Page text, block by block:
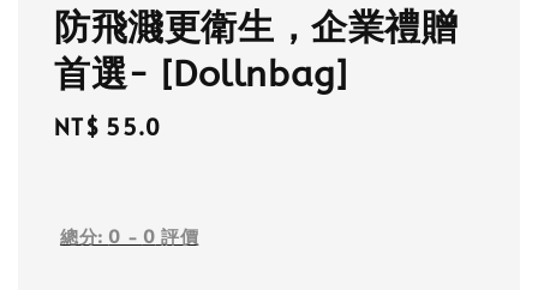
防飛濺更衛生，企業禮贈
首選- [Dollnbag]
Regular
NT$ 55.0
總分: 0 - 0 評價